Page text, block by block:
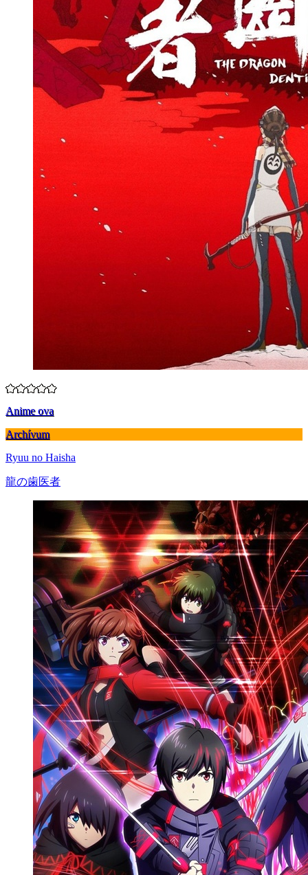
Anime ova
Archívum
Ryuu no Haisha
龍の歯医者